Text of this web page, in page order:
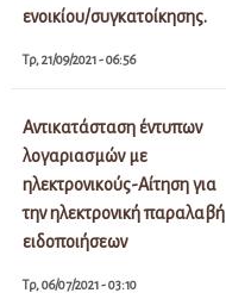
ενοικίου/συγκατοίκησης.
Τρ, 21/09/2021 - 06:56
Αντικατάσταση έντυπων
λογαριασμών με
ηλεκτρονικούς-Αίτηση για
την ηλεκτρονική παραλαβή
ειδοποιήσεων
Τρ, 06/07/2021 - 03:10